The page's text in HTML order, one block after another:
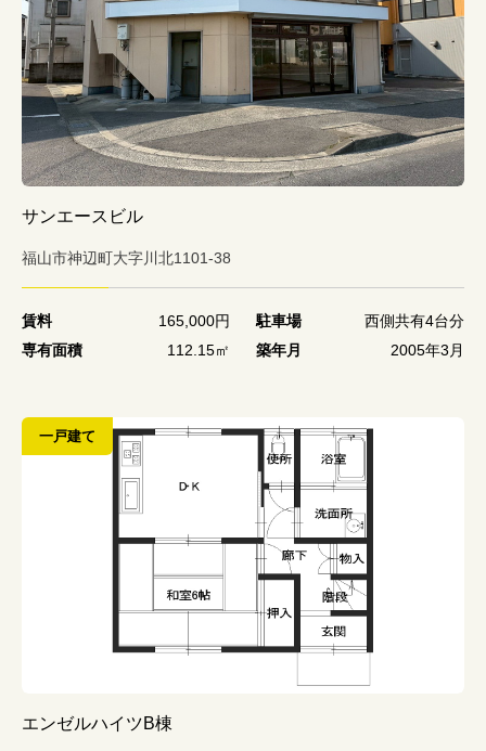
サンエースビル
福山市神辺町大字川北1101-38
賃料 165,000円 駐車場
西側共有4台分
専有面積
112.15㎡ 築年月 2005年3月
一戸建て
エンゼルハイツB棟